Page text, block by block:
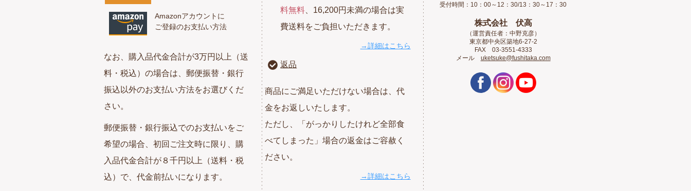
Amazonアカウントに
ご登録のお支払い方法
なお、購入品代金合計が3万円以上（送
料・税込）の場合は、郵便振替・銀行
振込以外のお支払い方法をお選びくだ
さい。
郵便振替・銀行振込でのお支払いをご
希望の場合、初回ご注文時に限り、購
入品代金合計が８千円以上（送料・税
込）で、代金前払いになります。
料無料 、16,200円未満の場合は実
費送料をご負担いただきます。
→詳細はこちら
返品
商品にご満足いただけない場合は、代
金をお返しいたします。
ただし、「がっかりしたけれど全部食
べてしまった」場合の返金はご容赦く
ださい。
→詳細はこちら
受付時間：10：00～12：30/13：30～17：30
株式会社 伏高
（運営責任者：中野克彦）
東京都中央区築地6-27-2
FAX 03-3551-4333
メール uketsuke@fushitaka.com